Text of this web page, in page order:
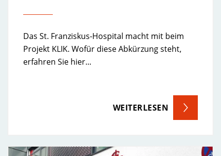
Das St. Franziskus-Hospital macht mit beim
Projekt KLIK. Wofür diese Abkürzung steht,
erfahren Sie hier...
WEITERLESEN